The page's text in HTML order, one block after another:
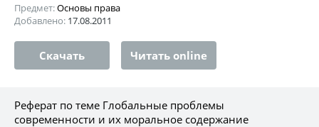
Предмет:Основы права
Добавлено: 17.08.2011
Скачать Читать online
Реферат по теме Глобальные проблемы
современности и их моральное содержание